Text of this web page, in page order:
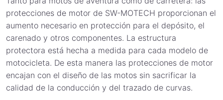
protecciones de motor de SW-MOTECH proporcionan el
aumento necesario en protección para el depósito, el
carenado y otros componentes. La estructura
protectora está hecha a medida para cada modelo de
motocicleta. De esta manera las protecciones de motor
encajan con el diseño de las motos sin sacrificar la
calidad de la conducción y del trazado de curvas.